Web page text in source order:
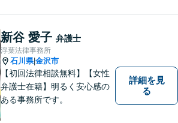
く取り組んでいます。お気軽
にご相談ください。
新谷 愛子 弁護士
浮葉法律事務所
石川県|金沢市
【初回法律相談無料】【女性
弁護士在籍】明るく安心感の
ある事務所です。
詳細を見
る